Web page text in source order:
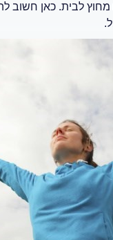
מחוץ לבית. כאן